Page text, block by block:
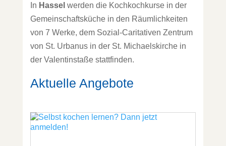
In Hassel werden die Kochkochkurse in der
Gemeinschaftsküche in den Räumlichkeiten
von 7 Werke, dem Sozial-Caritativen Zentrum
von St. Urbanus in der St. Michaelskirche in
der Valentinstaße stattfinden.
Aktuelle Angebote